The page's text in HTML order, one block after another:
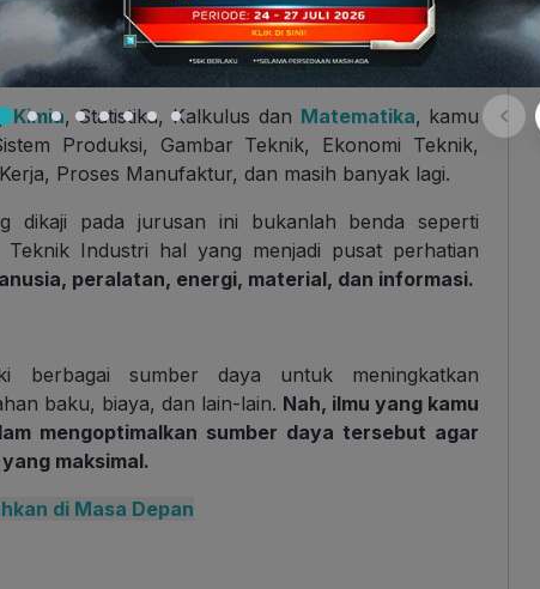
Kimia, Statistika, Kalkulus dan Matematika, kamu
Produksi, Gambar Teknik, Ekonomi Teknik,
Proses Manufaktur, dan masih banyak lagi.
dikaji pada jurusan ini bukanlah benda seperti
Industri hal yang menjadi pusat perhatian
peralatan, energi, material, dan informasi.
berbagai sumber daya untuk meningkatkan
baku, biaya, dan lain-lain. Nah, ilmu yang kamu
mengoptimalkan sumber daya tersebut agar
maksimal.
di Masa Depan